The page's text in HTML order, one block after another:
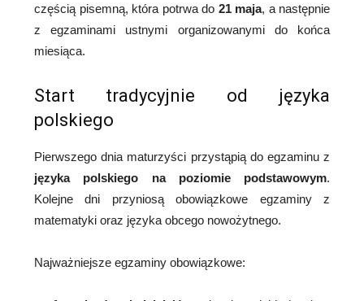
częścią pisemną, która potrwa do 21 maja, a następnie
z egzaminami ustnymi organizowanymi do końca
miesiąca.
Start tradycyjnie od języka
polskiego
Pierwszego dnia maturzyści przystąpią do egzaminu z
języka polskiego na poziomie podstawowym.
Kolejne dni przyniosą obowiązkowe egzaminy z
matematyki oraz języka obcego nowożytnego.
Najważniejsze egzaminy obowiązkowe: